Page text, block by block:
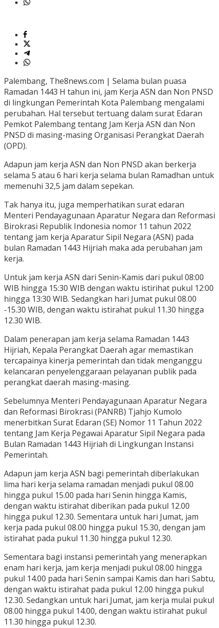
Palembang, The8news.com | Selama bulan puasa
Ramadan 1443 H tahun ini, jam Kerja ASN dan Non PNSD
di lingkungan Pemerintah Kota Palembang mengalami
perubahan. Hal tersebut tertuang dalam surat Edaran
Pemkot Palembang tentang Jam Kerja ASN dan Non
PNSD di masing-masing Organisasi Perangkat Daerah
(OPD).
Adapun jam kerja ASN dan Non PNSD akan berkerja
selama 5 atau 6 hari kerja selama bulan Ramadhan untuk
memenuhi 32,5 jam dalam sepekan.
Tak hanya itu, juga memperhatikan surat edaran
Menteri Pendayagunaan Aparatur Negara dan Reformasi
Birokrasi Republik Indonesia nomor 11 tahun 2022
tentang jam kerja Aparatur Sipil Negara (ASN) pada
bulan Ramadan 1443 Hijriah maka ada perubahan jam
kerja.
Untuk jam kerja ASN dari Senin-Kamis dari pukul 08:00
WIB hingga 15:30 WIB dengan waktu istirihat pukul 12:00
hingga 13:30 WIB. Sedangkan hari Jumat pukul 08.00
-15.30 WIB, dengan waktu istirahat pukul 11.30 hingga
12.30 WIB.
Dalam penerapan jam kerja selama Ramadan 1443
Hijriah, Kepala Perangkat Daerah agar memastikan
tercapainya kinerja pemerintah dan tidak menganggu
kelancaran penyelenggaraan pelayanan publik pada
perangkat daerah masing-masing.
Sebelumnya Menteri Pendayagunaan Aparatur Negara
dan Reformasi Birokrasi (PANRB) Tjahjo Kumolo
menerbitkan Surat Edaran (SE) Nomor 11 Tahun 2022
tentang Jam Kerja Pegawai Aparatur Sipil Negara pada
Bulan Ramadan 1443 Hijriah di Lingkungan Instansi
Pemerintah.
Adapun jam kerja ASN bagi pemerintah diberlakukan
lima hari kerja selama ramadan menjadi pukul 08.00
hingga pukul 15.00 pada hari Senin hingga Kamis,
dengan waktu istirahat diberikan pada pukul 12.00
hingga pukul 12.30. Sementara untuk hari Jumat, jam
kerja pada pukul 08.00 hingga pukul 15.30, dengan jam
istirahat pada pukul 11.30 hingga pukul 12.30.
Sementara bagi instansi pemerintah yang menerapkan
enam hari kerja, jam kerja menjadi pukul 08.00 hingga
pukul 14.00 pada hari Senin sampai Kamis dan hari Sabtu,
dengan waktu istirahat pada pukul 12.00 hingga pukul
12.30. Sedangkan untuk hari Jumat, jam kerja mulai pukul
08.00 hingga pukul 14.00, dengan waktu istirahat pukul
11.30 hingga pukul 12.30.